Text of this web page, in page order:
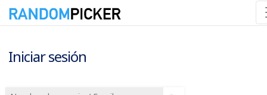
Iniciar sesión